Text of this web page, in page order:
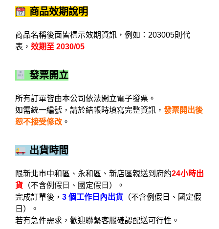
商品效期說明
商品名稱後面皆標示效期資訊，例如：203005則代
表， 效期至 2030/05
發票開立
所有訂單皆由本公司依法開立電子發票。
如需統一編號，請於結帳時填寫完整資訊， 發票開出後
恕不接受修改 。
出貨時間
限新北市中和區、永和區、新店區親送到府約24小時出
貨 （不含例假日、國定假日）。
完成訂單後， 3 個工作日內出貨 （不含例假日、國定假
日）。
若有急件需求，歡迎聯繫客服確認配送可行性。